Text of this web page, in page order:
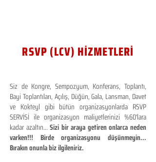
RSVP (LCV) HİZMETLERİ
Siz de Kongre, Sempozyum, Konferans, Toplantı,
Bayi Toplantıları, Açılış, Düğün, Gala, Lansman, Davet
ve Kokteyl gibi bütün organizasyonlarda RSVP
SERVİSİ ile organizasyon maliyetlerinizi %60'lara
kadar azaltın...Sizi bir araya getiren onlarca neden
varken!!! Birde organizasyonu düşünmeyin...
Bırakın onunla biz ilgileniriz.